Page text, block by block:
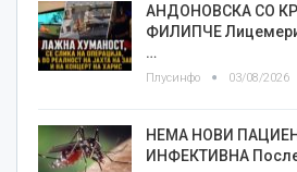
АНДОНОВСКА СО
ФИЛИПЧЕ
…
Плусинфо 03/08/2026
НЕМА НОВИ
ИНФЕКТИВНА